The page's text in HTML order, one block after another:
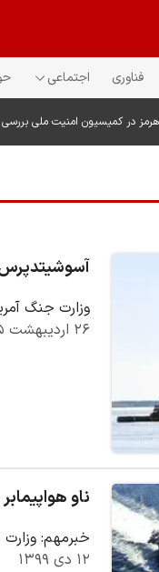
فناوری اجتماعی
در کمیسیون امنیت ملی
آسوشیتدپرس:
وزارت جنگ
۲۶ اردیبهشت ۱۴۰۵
ناو
خبرمهم:
۱۲ دی ۱۳۹۹